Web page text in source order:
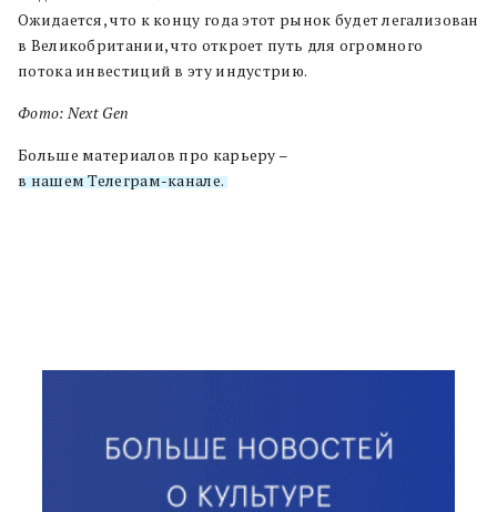
Ожидается, что к концу года этот рынок будет легализован
в Великобритании, что откроет путь для огромного
потока инвестиций в эту индустрию.
Фото: Next Gen
Больше материалов про карьеру –
в нашем Телеграм-канале.